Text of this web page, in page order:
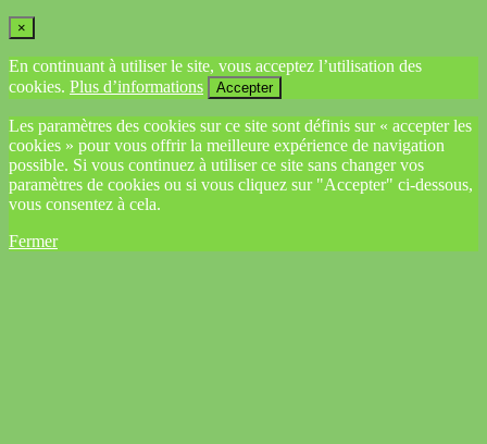
×
En continuant à utiliser le site, vous acceptez l’utilisation des
cookies. Plus d’informations Accepter
Les paramètres des cookies sur ce site sont définis sur « accepter les
cookies » pour vous offrir la meilleure expérience de navigation
possible. Si vous continuez à utiliser ce site sans changer vos
paramètres de cookies ou si vous cliquez sur "Accepter" ci-dessous,
vous consentez à cela.
Fermer